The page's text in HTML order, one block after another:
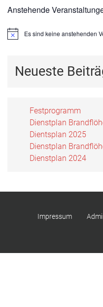
Anstehende
HinweisEs sind keine anstehenden
Neueste
Festprogramm
Dienstplan
Dientsplan 2025
Dienstplan
Dienstplan 2024
Impressum